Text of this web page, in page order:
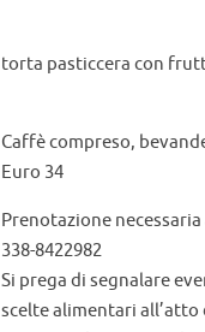
torta pasticcera con
Caffè compreso,
Euro 34
Prenotazione
338-8422982
Si prega di segnalare
scelte alimentari